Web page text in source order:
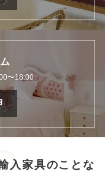
〜18:00
入家具のことな